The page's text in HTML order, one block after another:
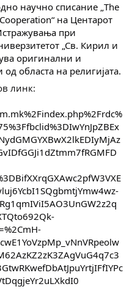
научно списание „The
на Центарот
при
„Св. Кирил и
оригинални и
областа на религијата.
линк: